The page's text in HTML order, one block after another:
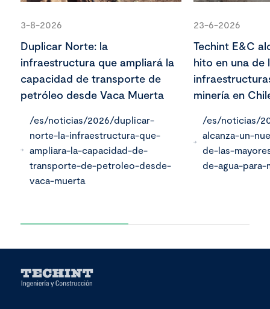
3-8-2026
Duplicar Norte: la
infraestructura que ampliará la
capacidad de transporte de
petróleo desde Vaca Muerta
/es/noticias/2026/duplicar-
norte-la-infraestructura-que-
ampliara-la-capacidad-de-
transporte-de-petroleo-desde-
vaca-muerta
23-6-2026
Techint E&C
hito en una de
minería en
/es/noticias/
alcanza-un-
de-las-
de-agua-